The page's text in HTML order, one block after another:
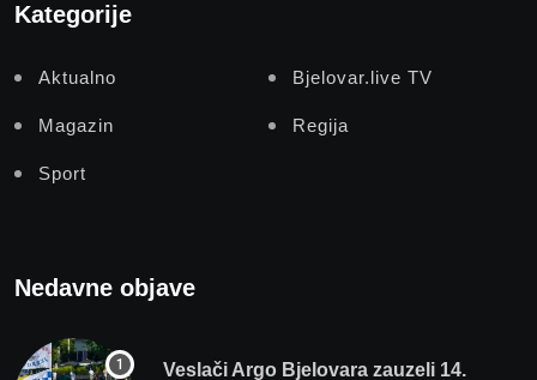
Kategorije
Aktualno Bjelovar.live TV
Magazin Regija
Sport
Nedavne objave
Veslači Argo Bjelovara zauzeli 14.